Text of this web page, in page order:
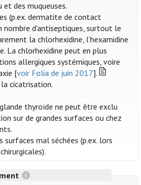
des muqueuses.
(p.ex. dermatite de contact
nombre d'antiseptiques, surtout le
la chlorhexidine, l’hexamidine
La chlorhexidine peut en plus
allergiques systémiques, voire
[voir Folia de juin 2017].
cicatrisation.
thyroïde ne peut être exclu
sur de grandes surfaces ou chez
surfaces mal séchées (p.ex. lors